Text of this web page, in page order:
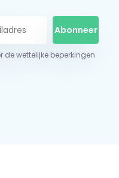
Abonneer
de wettelijke beperkingen